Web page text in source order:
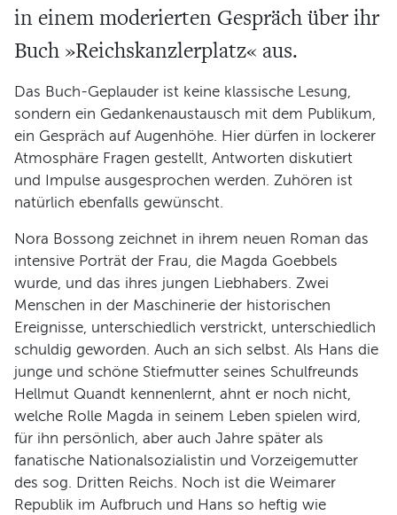
Presse
Häufige Fragen
ARCHIV
Programm
in einem moderierten Gespräch über ihr
Buch »Reichskanzlerplatz« aus.
Das Buch-Geplauder ist keine klassische Lesung,
sondern ein Gedankenaustausch mit dem Publikum,
ein Gespräch auf Augenhöhe. Hier dürfen in lockerer
Atmosphäre Fragen gestellt, Antworten diskutiert
und Impulse ausgesprochen werden. Zuhören ist
natürlich ebenfalls gewünscht.
Nora Bossong zeichnet in ihrem neuen Roman das
intensive Porträt der Frau, die Magda Goebbels
wurde, und das ihres jungen Liebhabers. Zwei
Menschen in der Maschinerie der historischen
Ereignisse, unterschiedlich verstrickt, unterschiedlich
schuldig geworden. Auch an sich selbst. Als Hans die
junge und schöne Stiefmutter seines Schulfreunds
Hellmut Quandt kennenlernt, ahnt er noch nicht,
welche Rolle Magda in seinem Leben spielen wird,
für ihn persönlich, aber auch Jahre später als
fanatische Nationalsozialistin und Vorzeigemutter
des sog. Dritten Reichs. Noch ist die Weimarer
Republik im Aufbruch und Hans so heftig wie